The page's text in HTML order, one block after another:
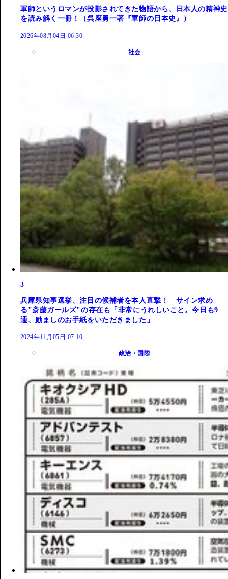
軍師というロマンが投影されてきた物語から、日本人の精神史
を読み解く一冊！（呉座勇一著『軍師の日本史』）
2026年08月04日 06:30
社会
3
兵庫県知事選挙、注目の候補者を本人直撃！ サイン求め
る"斎藤ガールズ"の存在も「非常にうれしいこと。今日も9
通、励ましのお手紙をいただきました」
2024年11月05日 07:10
政治・国際